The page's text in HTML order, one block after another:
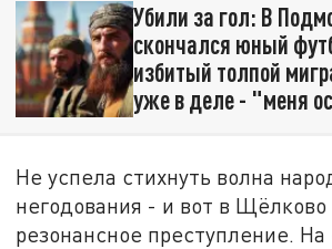
Убили за гол: В
скончался юный
избитый толпой
уже в деле - "меня
Не успела стихнуть волна
негодования - и вот в Щёлково
резонансное преступление.